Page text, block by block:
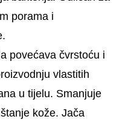
porama i
povećava čvrstoću i
vlastitih
u tijelu. Smanjuje
kože. Jača